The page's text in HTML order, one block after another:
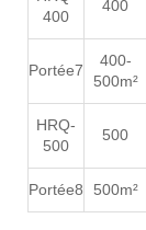
400
400
Portée7
400-
500m²
HRQ-
500
500
Portée8 500m²